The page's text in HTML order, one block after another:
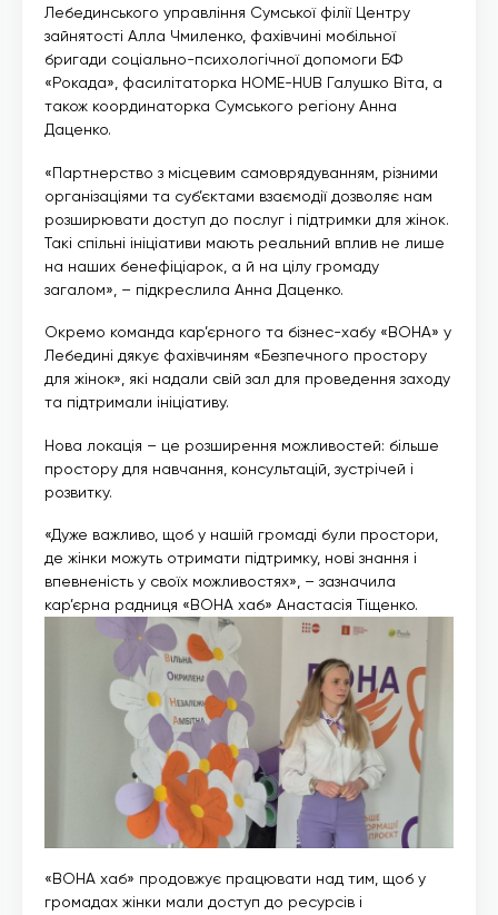
Лебединського управління Сумської філії Центру
зайнятості Алла Чмиленко, фахівчині мобільної
бригади соціально-психологічної допомоги БФ
«Рокада», фасилітаторка HOME-HUB Галушко Віта, а
також координаторка Сумського регіону Анна
Даценко.
«Партнерство з місцевим самоврядуванням, різними
організаціями та суб’єктами взаємодії дозволяє нам
розширювати доступ до послуг і підтримки для жінок.
Такі спільні ініціативи мають реальний вплив не лише
на наших бенефіціарок, а й на цілу громаду
загалом», – підкреслила Анна Даценко.
Окремо команда кар’єрного та бізнес-хабу «ВОНА» у
Лебедині дякує фахівчиням «Безпечного простору
для жінок», які надали свій зал для проведення заходу
та підтримали ініціативу.
Нова локація – це розширення можливостей: більше
простору для навчання, консультацій, зустрічей і
розвитку.
«Дуже важливо, щоб у нашій громаді були простори,
де жінки можуть отримати підтримку, нові знання і
впевненість у своїх можливостях», – зазначила
кар’єрна радниця «ВОНА хаб» Анастасія Тіщенко.
«ВОНА хаб» продовжує працювати над тим, щоб у
громадах жінки мали доступ до ресурсів і